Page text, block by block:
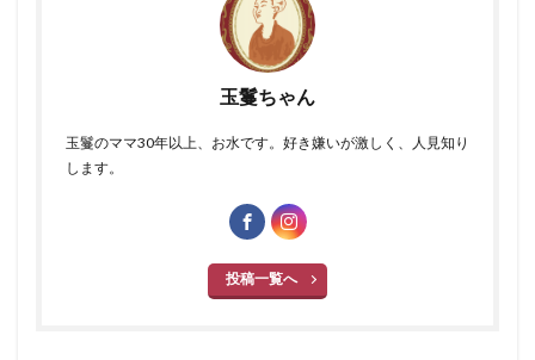
玉鬘ちゃん
玉鬘のママ30年以上、お水です。好き嫌いが激しく、人見知り
します。
投稿一覧へ